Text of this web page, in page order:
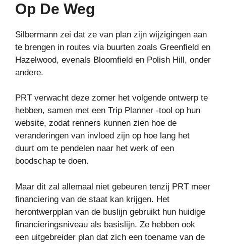
Op De Weg
Silbermann zei dat ze van plan zijn wijzigingen aan
te brengen in routes via buurten zoals Greenfield en
Hazelwood, evenals Bloomfield en Polish Hill, onder
andere.
PRT verwacht deze zomer het volgende ontwerp te
hebben, samen met een Trip Planner -tool op hun
website, zodat renners kunnen zien hoe de
veranderingen van invloed zijn op hoe lang het
duurt om te pendelen naar het werk of een
boodschap te doen.
Maar dit zal allemaal niet gebeuren tenzij PRT meer
financiering van de staat kan krijgen. Het
herontwerpplan van de buslijn gebruikt hun huidige
financieringsniveau als basislijn. Ze hebben ook
een uitgebreider plan dat zich een toename van de